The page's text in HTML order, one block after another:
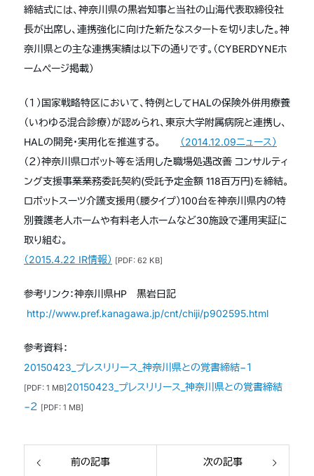
締結式には、神奈川県の黒岩知事と当社の山海代表取締役社
長が出席し、連携強化に向けた新たなスタートを切りました。神
奈川県との主な連携実績は以下の通りです。（CYBERDYNEホ
ームページ掲載）
（１）国家戦略特区において、特例としてHALの保険外併用療養
（いわゆる混合診療）が認められ、東京大学附属病院と連携し、
HALの開発・実用化を推進する。
（2014.12.09ニュース）
（２）神奈川県ロボット等を活用した職場処遇改善 コンサルティ
ング支援事業業務委託契約(受託予定金額 118百万円)を締結。
ロボットスーツ介護支援用（腰タイプ）100台を神奈川県内の特
別養護老人ホームや有料老人ホームなど30施設で運用実証に
取り組む。
（2015.4.22 IR情報） [PDF: 62 KB]
参考リンク：神奈川県HP 黒岩日記
http://www.pref.kanagawa.jp/cnt/chiji/p902595.html
参考資料：
20150423_プレスリリース_神奈川県との覚書締結−１
[PDF: 1 MB]20150423_プレスリリース_神奈川県との覚書締結
−２ [PDF: 1 MB]
前の記事 次の記事